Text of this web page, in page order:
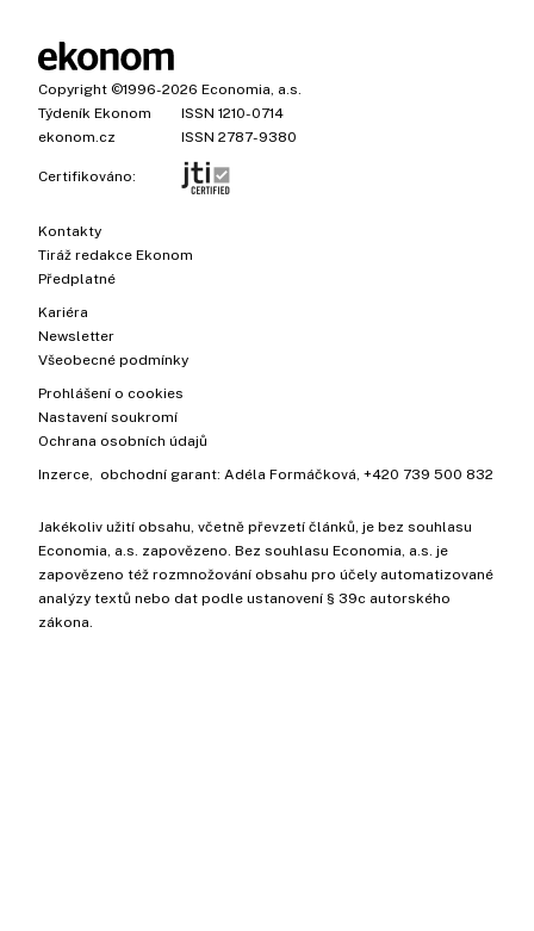
Copyright ©1996-2026 Economia, a.s.
Týdeník Ekonom
ISSN 1210-0714
ekonom.cz
ISSN 2787-9380
Certifikováno:
Kontakty
Tiráž redakce Ekonom
Předplatné
Kariéra
Newsletter
Všeobecné podmínky
Prohlášení o cookies
Nastavení soukromí
Ochrana osobních údajů
Inzerce , obchodní garant: Adéla Formáčková +420 739 500 832
Jakékoliv užití obsahu, včetně převzetí článků, je bez souhlasu
Economia, a.s. zapovězeno. Bez souhlasu Economia, a.s. je
zapovězeno též rozmnožování obsahu pro účely automatizované
analýzy textů nebo dat podle ustanovení § 39c autorského
zákona.